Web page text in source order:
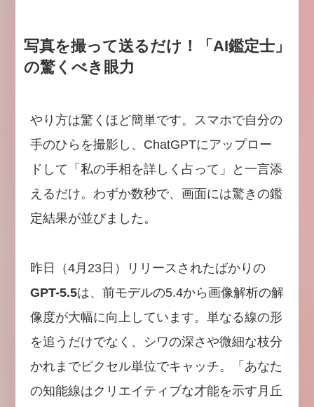
写真を撮って送るだけ！「AI鑑定士」
の驚くべき眼力
やり方は驚くほど簡単です。スマホで自分の
手のひらを撮影し、ChatGPTにアップロー
ドして「私の手相を詳しく占って」と一言添
えるだけ。わずか数秒で、画面には驚きの鑑
定結果が並びました。
昨日（4月23日）リリースされたばかりの
GPT-5.5は、前モデルの5.4から画像解析の解
像度が大幅に向上しています。単なる線の形
を追うだけでなく、シワの深さや微細な枝分
かれまでピクセル単位でキャッチ。「あなた
の知能線はクリエイティブな才能を示す月丘